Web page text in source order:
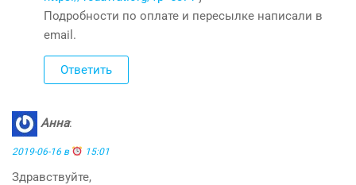
Подробности по оплате и пересылке написали в
email.
Ответить
Анна:
2019-06-16 в 15:01
Здравствуйте,